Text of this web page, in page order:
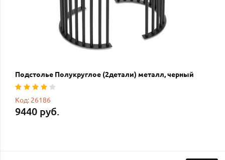
Подстолье Полукруглое (2детали) металл, черный
Код: 26186
9440 руб.